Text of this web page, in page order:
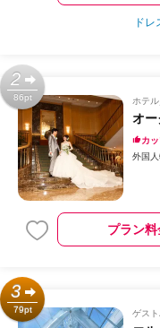
ド
2
86pt ホテル
オー
カ
外国
プラン料
3
79pt ゲスト